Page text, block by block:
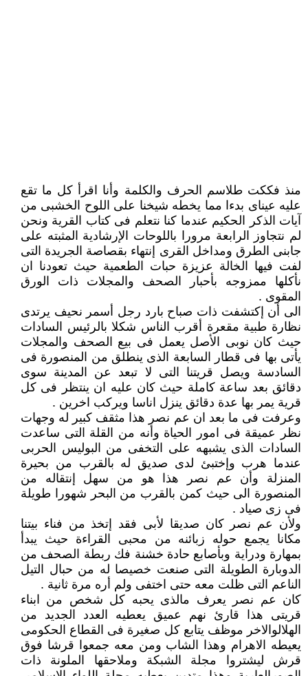
منذ فككت طلاسم الحرف والكلمة وأنا اقرأ كل ما تقع
عليه عيناى بدءا مما يخطه شيخنا على اللوح الخشبى من
آيات الذكر الحكيم عندما كنا نتعلم فى كتاب القرية ونحن
لم نتجاوز الرابعة مرورا باللوحات الإرشادية المثبته على
جابنى الطرق ومداخل القرى إنتهاء بقصاصة الجريدة التى
لفت فيها الخالة عزيزة حبات الطعمية حيث تعودنا ان
نأكلها ممزوجه بأحبار الصحف والمجلات ذات الورق
المقوى .
الى أن إكتشفت ذات صباح بارد رجل أسمر نحيف يرتدى
نظارة طبية مقعرة أقرب الناس شكلا بالرئيس السادات
حيث كان نوبى الأصل يعمل فى بيع الصحف والمجلات
يأتى بها فى قطار السابعة الذى ينطلق من المنصورة فى
السادسة ويصل قريتنا التى لا تبعد عن المدينة سوى
دقائق بعد ساعة كاملة حيث كان عليه ان ينتظر فى كل
قرية يمر بها عدة دقائق ينزل اناسا ويركب اخرين .
وعرفت فى ما بعد ان عم نصر هذا مثقف كبير له وجهات
نظر عميقة فى امور الحياة وأنه من القلة التى ساعدت
السادات الذى يشبهه على التخفى من البوليس الحربى
عندما هرب وإختبئ لدى صديق له بالقرب من بحيرة
المنزلة وأن عم نصر هذا هو من سهل إنتقاله من
المنصورة الى حيث كمن بالقرب من البحر شهورا طويلة
فى زى صياد .
ولأن عم نصر كان صديقا لأبى فقد إتخذ من فناء بيتنا
مكانا يجمع حوله زبائنه من محبى القراءة حيث يبدأ
بمهارة ودراية وبأصابع حادة خشنة فك ربطة الصحف من
الدوبارة الطويلة التى صنعت خصيصا له من حبال التيل
الناعم التى ظلت معه حتى اختفى ولم أره مرة ثانية .
كان عم نصر يعرف مالذى يحبه كل شخص من ابناء
قريتى هذا قارئ نهم عميق يعطيه العدد الجديد من
الهلالوالاخر موظف يتابع كل صغيرة فى القطاع الحكومى
يعيطه الاهرام وهذا الشاب ومن معه جمعوا قرشا فوق
قرش ليشتروا مجلة الشبكة وملاحقها الملونة ذات